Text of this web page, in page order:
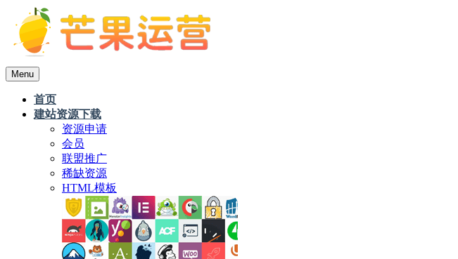
Menu
首页
建站资源下载
资源申请
会员
联盟推广
稀缺资源
HTML模板